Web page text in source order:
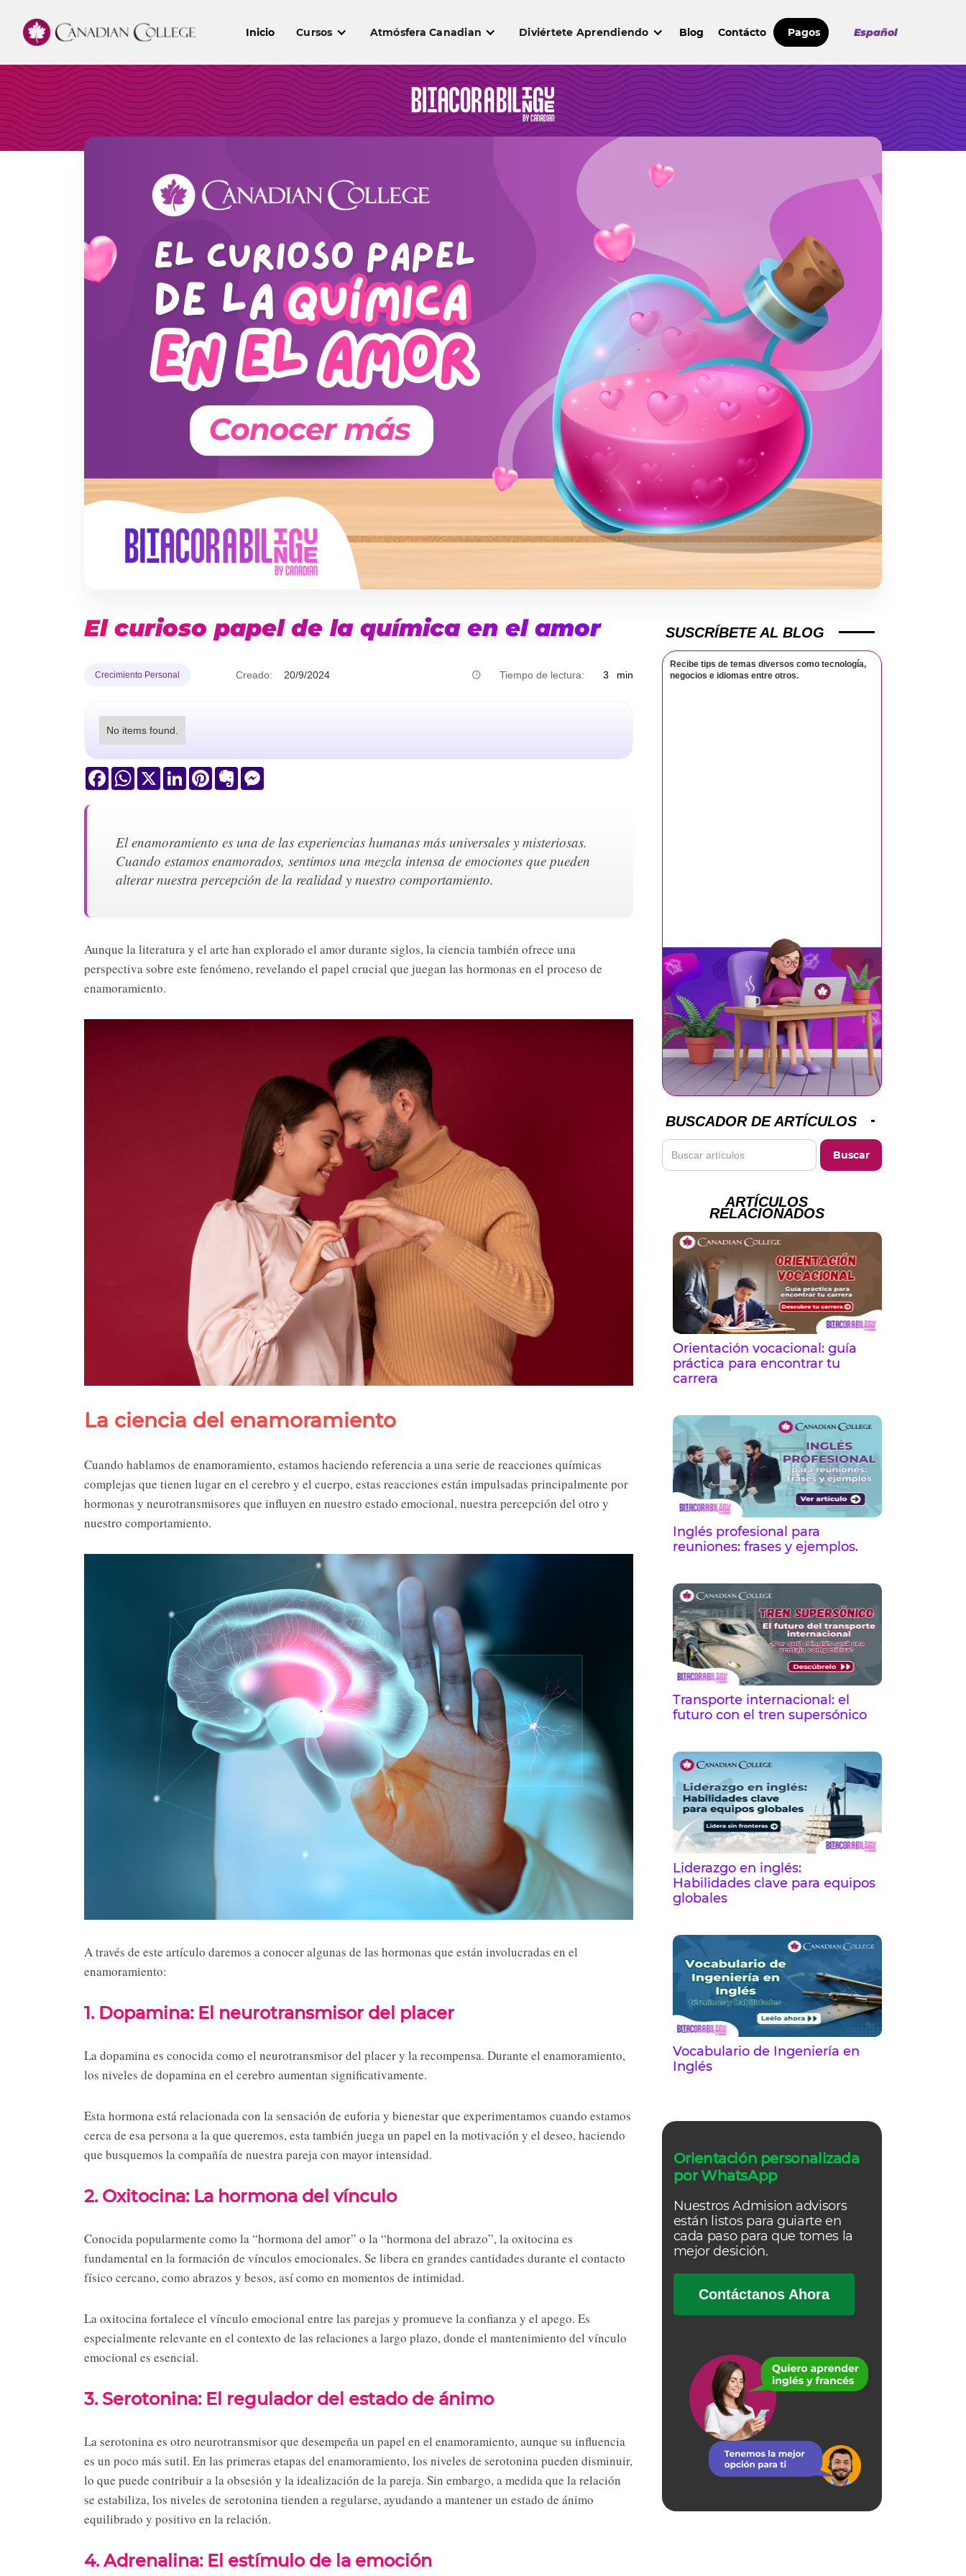
Inicio Cursos Atmósfera Canadian Diviértete Aprendiendo Blog Contácto Pagos Español
El curioso papel de la química en el amor
Crecimiento Personal Creado: 20/9/2024 Tiempo de lectura: 3 min
No items found.
FacebookWhatsApp
X LinkedInPinterestEvernote
El enamoramiento es una de las experiencias humanas más universales y misteriosas.
Cuando estamos enamorados, sentimos una mezcla intensa de emociones que pueden
alterar nuestra percepción de la realidad y nuestro comportamiento.
Aunque la literatura y el arte han explorado el amor durante siglos, la ciencia también ofrece una
perspectiva sobre este fenómeno, revelando el papel crucial que juegan las hormonas en el proceso de
enamoramiento.
La ciencia del enamoramiento
Cuando hablamos de enamoramiento, estamos haciendo referencia a una serie de reacciones químicas
complejas que tienen lugar en el cerebro y el cuerpo, estas reacciones están impulsadas principalmente por
hormonas y neurotransmisores que influyen en nuestro estado emocional, nuestra percepción del otro y
nuestro comportamiento.
A través de este artículo daremos a conocer algunas de las hormonas que están involucradas en el
enamoramiento:
1. Dopamina: El neurotransmisor del placer
La dopamina es conocida como el neurotransmisor del placer y la recompensa. Durante el enamoramiento,
los niveles de dopamina en el cerebro aumentan significativamente.
Esta hormona está relacionada con la sensación de euforia y bienestar que experimentamos cuando estamos
cerca de esa persona a la que queremos, esta también juega un papel en la motivación y el deseo, haciendo
que busquemos la compañía de nuestra pareja con mayor intensidad.
2. Oxitocina: La hormona del vínculo
Conocida popularmente como la “hormona del amor” o la “hormona del abrazo”, la oxitocina es
fundamental en la formación de vínculos emocionales. Se libera en grandes cantidades durante el contacto
físico cercano, como abrazos y besos, así como en momentos de intimidad.
La oxitocina fortalece el vínculo emocional entre las parejas y promueve la confianza y el apego. Es
especialmente relevante en el contexto de las relaciones a largo plazo, donde el mantenimiento del vínculo
emocional es esencial.
3. Serotonina: El regulador del estado de ánimo
La serotonina es otro neurotransmisor que desempeña un papel en el enamoramiento, aunque su influencia
es un poco más sutil. En las primeras etapas del enamoramiento, los niveles de serotonina pueden disminuir,
lo que puede contribuir a la obsesión y la idealización de la pareja. Sin embargo, a medida que la relación
se estabiliza, los niveles de serotonina tienden a regularse, ayudando a mantener un estado de ánimo
equilibrado y positivo en la relación.
4. Adrenalina: El estímulo de la emoción
SUSCRÍBETE AL BLOG
Recibe tips de temas diversos como tecnología,
negocios e idiomas entre otros.
BUSCADOR DE ARTÍCULOS
ARTÍCULOS
RELACIONADOS
Orientación vocacional: guía
práctica para encontrar tu
carrera
Inglés profesional para
reuniones: frases y ejemplos.
Transporte internacional: el
futuro con el tren supersónico
Liderazgo en inglés:
Habilidades clave para equipos
globales
Vocabulario de Ingeniería en
Inglés
Orientación personalizada
por WhatsApp
Nuestros Admision advisors
están listos para guiarte en
cada paso para que tomes la
mejor desición.
Contáctanos Ahora